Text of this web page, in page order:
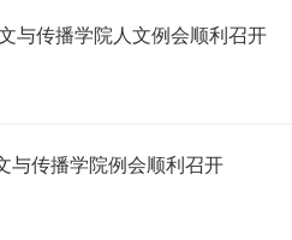
传播学院人文例会顺利召开
传播学院例会顺利召开